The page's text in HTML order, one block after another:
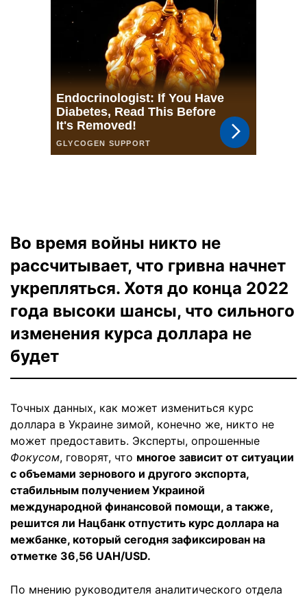
Во время войны никто не
рассчитывает, что гривна начнет
укрепляться. Хотя до конца 2022
года высоки шансы, что сильного
изменения курса доллара не
будет
Точных данных, как может измениться курс
доллара в Украине зимой, конечно же, никто не
может предоставить. Эксперты, опрошенные
Фокусом, говорят, что многое зависит от ситуации
с объемами зернового и другого экспорта,
стабильным получением Украиной
международной финансовой помощи, а также,
решится ли Нацбанк отпустить курс доллара на
межбанке, который сегодня зафиксирован на
отметке 36,56 UAH/USD.
По мнению руководителя аналитического отдела